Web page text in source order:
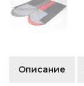
Описание